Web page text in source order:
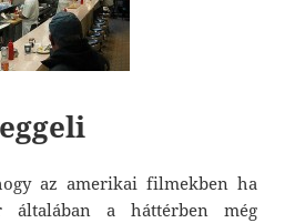
az amerikai filmekben ha
általában a háttérben még